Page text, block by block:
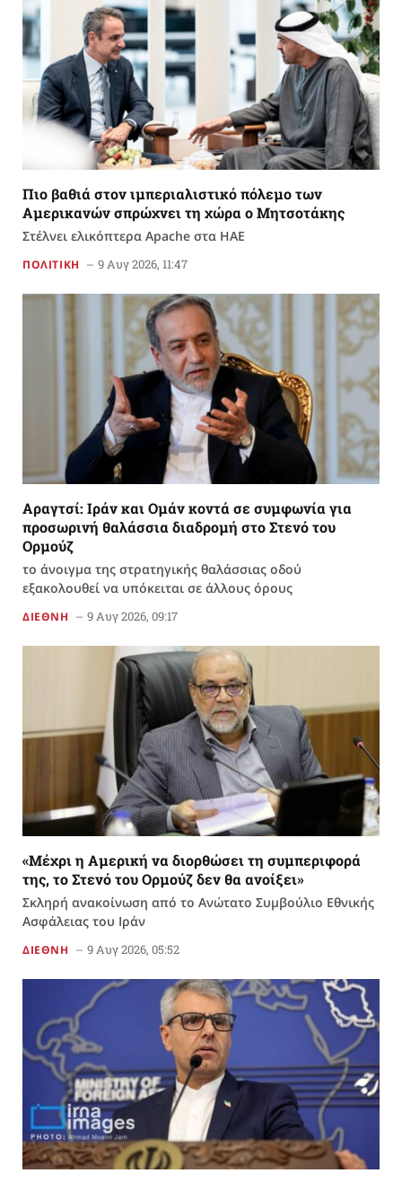
Πιο βαθιά στον ιμπεριαλιστικό πόλεμο των
Αμερικανών σπρώχνει τη χώρα ο Μητσοτάκης
Στέλνει ελικόπτερα Apache στα ΗΑΕ
ΠΟΛΙΤΙΚΗ 9 Αυγ 2026, 11:47
Αραγτσί: Ιράν και Ομάν κοντά σε συμφωνία για
προσωρινή θαλάσσια διαδρομή στο Στενό του
Ορμούζ
το άνοιγμα της στρατηγικής θαλάσσιας οδού
εξακολουθεί να υπόκειται σε άλλους όρους
ΔΙΕΘΝΗ 9 Αυγ 2026, 09:17
«Μέχρι η Αμερική να διορθώσει τη συμπεριφορά
της, το Στενό του Ορμούζ δεν θα ανοίξει»
Σκληρή ανακοίνωση από το Ανώτατο Συμβούλιο Εθνικής
Ασφάλειας του Ιράν
ΔΙΕΘΝΗ 9 Αυγ 2026, 05:52